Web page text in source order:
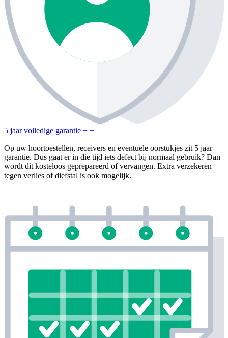
5 jaar volledige garantie + −
Op uw hoortoestellen, receivers en eventuele oorstukjes zit 5 jaar
garantie. Dus gaat er in die tijd iets defect bij normaal gebruik? Dan
wordt dit kosteloos geprepareerd of vervangen. Extra verzekeren
tegen verlies of diefstal is ook mogelijk.